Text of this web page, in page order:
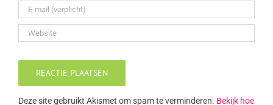
Deze site gebruikt Akismet om spam te verminderen. Bekijk hoe